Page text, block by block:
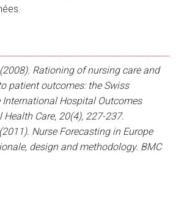
Rationing of nursing care and
patient outcomes: the Swiss
Hospital Outcomes
Health Care, 20(4), 227-237.
Nurse Forecasting in Europe
design and methodology. BMC